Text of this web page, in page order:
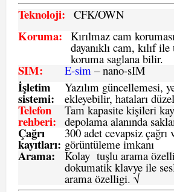
Teknoloji: CFK/OWN
Koruma: Kırılmaz cam
dayanıklı cam, kılıf
koruma saglana bilir.
SIM: E-sim – nano-sIM
İşletim
sistemi:
Yazılım güncellemesi,
ekleyebilir, hataları
Telefon
rehberi:
Tam kapasite kişileri
depolama alanında
Çağrı
kayıtları:
300 adet cevapsiz çağrı
görüntüleme imkanı
Arama: Kolay tuşlu arama
dokumatik klavye ile
arama özelligi. √